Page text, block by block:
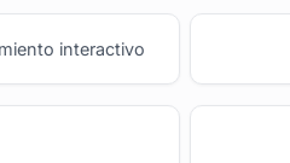
interactivo